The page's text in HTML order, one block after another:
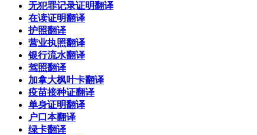
无犯罪记录证明翻译
在读证明翻译
护照翻译
营业执照翻译
银行流水翻译
驾照翻译
加拿大枫叶卡翻译
疫苗接种证翻译
单身证明翻译
户口本翻译
绿卡翻译